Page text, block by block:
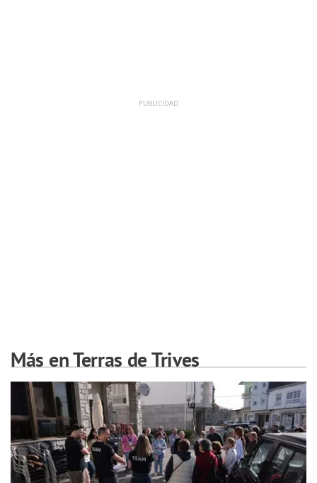
Más en Terras de Trives